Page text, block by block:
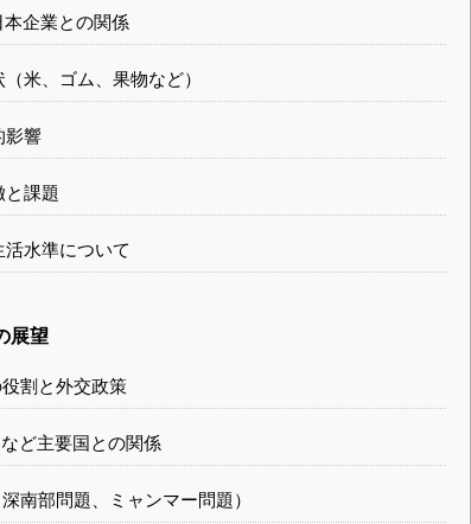
企業との関係
米、ゴム、果物など）
影響
と課題
水準について
展望
割と外交政策
ど主要国との関係
南部問題、ミャンマー問題）